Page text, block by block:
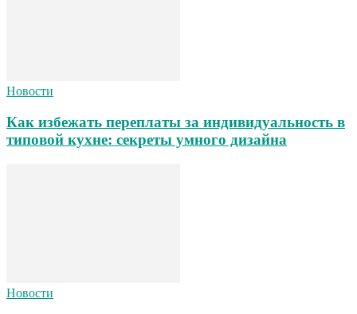
Новости
Как избежать переплаты за индивидуальность в
типовой кухне: секреты умного дизайна
Новости